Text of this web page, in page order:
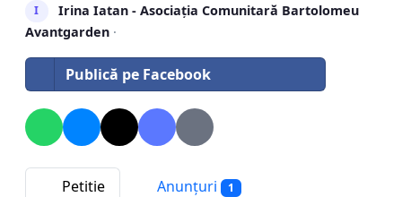
I
Irina Iatan - Asociația Comunitară Bartolomeu
Avantgarden ·
Publică pe Facebook
Petitie Anunțuri 1